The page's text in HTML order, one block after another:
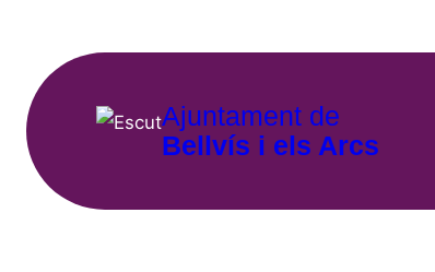
contingut
Ajuntament de
Bellvís i els Arcs